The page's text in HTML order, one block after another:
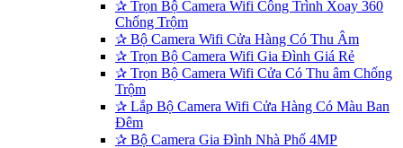
✰ Trọn Bộ Camera Wifi Công Trình Xoay 360
Chống Trộm
✰ Bộ Camera Wifi Cửa Hàng Có Thu Âm
✰ Trọn Bộ Camera Wifi Gia Đình Giá Rẻ
✰ Trọn Bộ Camera Wifi Cửa Có Thu âm Chống
Trộm
✰ Lắp Bộ Camera Wifi Cửa Hàng Có Màu Ban
Đêm
✰ Bộ Camera Gia Đình Nhà Phố 4MP